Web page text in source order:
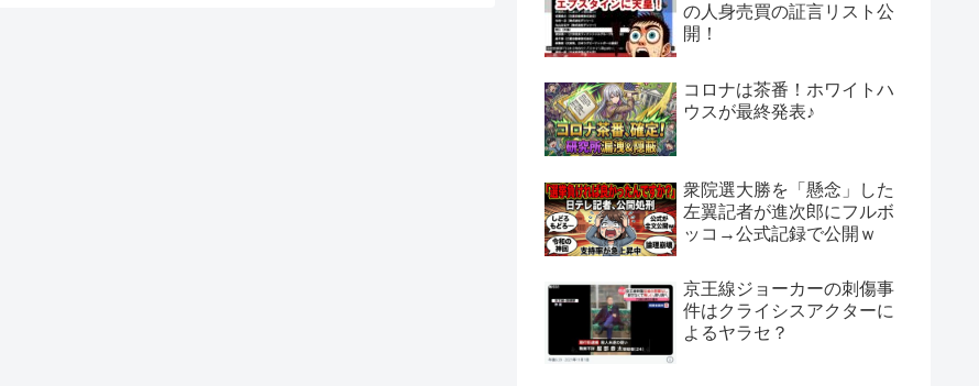
の人身売買の証言リスト公
開！
コロナは茶番！ホワイトハ
ウスが最終発表♪
衆院選大勝を「懸念」した
左翼記者が進次郎にフルボ
ッコ→公式記録で公開ｗ
京王線ジョーカーの刺傷事
件はクライシスアクターに
よるヤラセ？